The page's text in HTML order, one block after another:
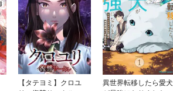
【タテヨミ】クロユ
異世界転移したら愛犬